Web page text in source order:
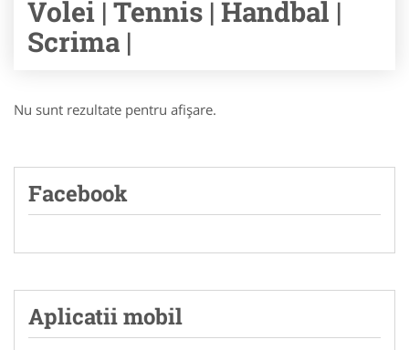
Volei | Tennis | Handbal |
Scrima |
Nu sunt rezultate pentru afişare.
Facebook
Aplicatii mobil